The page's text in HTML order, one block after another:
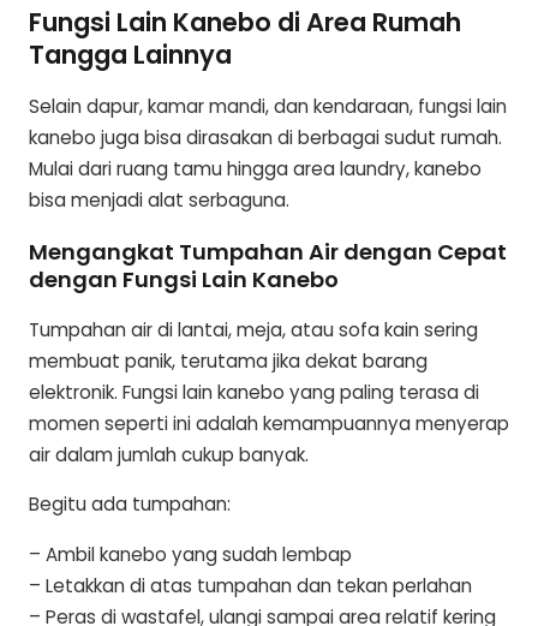
Fungsi Lain Kanebo di Area Rumah
Tangga Lainnya
Selain dapur, kamar mandi, dan kendaraan, fungsi lain
kanebo juga bisa dirasakan di berbagai sudut rumah.
Mulai dari ruang tamu hingga area laundry, kanebo
bisa menjadi alat serbaguna.
Mengangkat Tumpahan Air dengan Cepat
dengan Fungsi Lain Kanebo
Tumpahan air di lantai, meja, atau sofa kain sering
membuat panik, terutama jika dekat barang
elektronik. Fungsi lain kanebo yang paling terasa di
momen seperti ini adalah kemampuannya menyerap
air dalam jumlah cukup banyak.
Begitu ada tumpahan:
– Ambil kanebo yang sudah lembap
– Letakkan di atas tumpahan dan tekan perlahan
– Peras di wastafel, ulangi sampai area relatif kering